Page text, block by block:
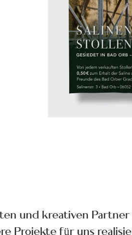
und kreativen
Projekte für uns